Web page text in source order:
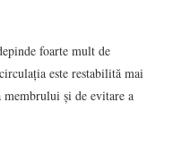
foarte mult de
este restabilită mai
membrului și de evitare a